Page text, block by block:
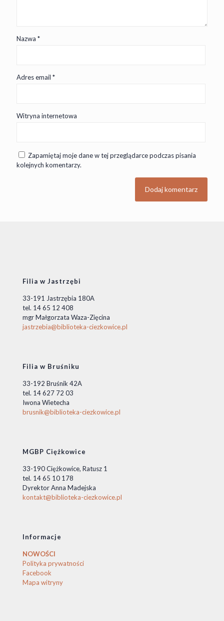
Nazwa *
Adres email *
Witryna internetowa
Zapamiętaj moje dane w tej przeglądarce podczas pisania
kolejnych komentarzy.
Filia w Jastrzębi
33-191 Jastrzębia 180A
tel. 14 65 12 408
mgr Małgorzata Waza-Zięcina
jastrzebia@biblioteka-ciezkowice.pl
Filia w Bruśniku
33-192 Bruśnik 42A
tel. 14 627 72 03
Iwona Wietecha
brusnik@biblioteka-ciezkowice.pl
MGBP Ciężkowice
33-190 Ciężkowice, Ratusz 1
tel. 14 65 10 178
Dyrektor Anna Madejska
kontakt@biblioteka-ciezkowice.pl
Informacje
NOWOŚCI
Polityka prywatności
Facebook
Mapa witryny